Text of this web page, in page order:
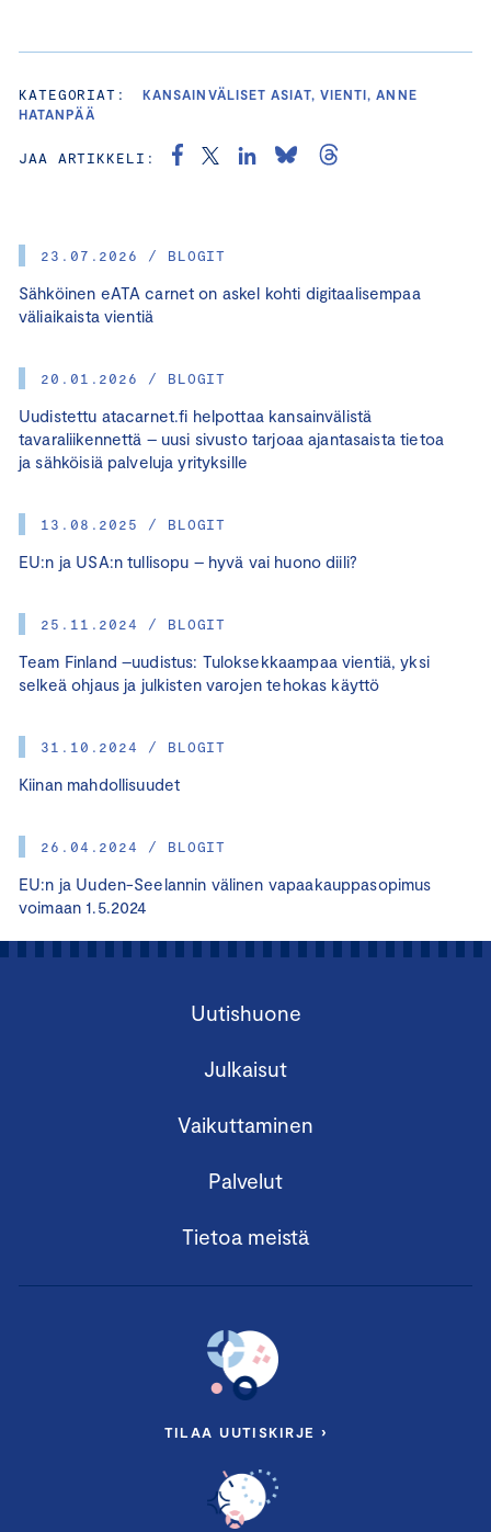
23.07.2026 / BLOGIT
Sähköinen eATA carnet on askel kohti digitaalisempaa
väliaikaista vientiä
20.01.2026 / BLOGIT
Uudistettu atacarnet.fi helpottaa kansainvälistä
tavaraliikennettä – uusi sivusto tarjoaa ajantasaista tietoa
ja sähköisiä palveluja yrityksille
13.08.2025 / BLOGIT
EU:n ja USA:n tullisopu – hyvä vai huono diili?
25.11.2024 / BLOGIT
Team Finland –uudistus: Tuloksekkaampaa vientiä, yksi
selkeä ohjaus ja julkisten varojen tehokas käyttö
31.10.2024 / BLOGIT
Kiinan mahdollisuudet
26.04.2024 / BLOGIT
EU:n ja Uuden-Seelannin välinen vapaakauppasopimus
voimaan 1.5.2024
KATEGORIAT:
KANSAINVÄLISET ASIAT, VIENTI, ANNE
HATANPÄÄ
JAA ARTIKKELI:
Uutishuone
Julkaisut
Vaikuttaminen
Palvelut
Tietoa meistä
TILAA UUTISKIRJE ›